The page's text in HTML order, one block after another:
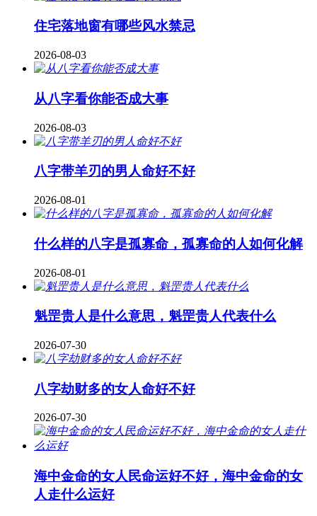
住宅落地窗有哪些风水禁忌
2026-08-03
从八字看你能否成大事
2026-08-03
八字带羊刃的男人命好不好
2026-08-01
什么样的八字是孤寡命，孤寡命的人如何化解
2026-08-01
魁罡贵人是什么意思，魁罡贵人代表什么
2026-07-30
八字劫财多的女人命好不好
2026-07-30
海中金命的女人民命运好不好，海中金命的女
人走什么运好